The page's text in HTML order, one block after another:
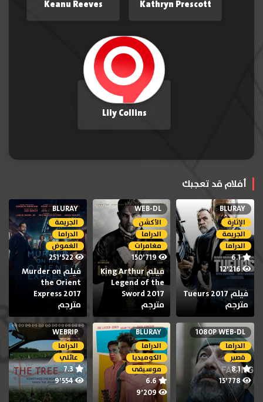
Kathryn Prescott
Keanu Reeves
Lily Collins
أفلام قد تعجبك
BLURAY
الإثارة
الجريمة
الدراما
6.1
12٬216
فيلم Tueurs 2017
مترجم
WEB-DL
الأكشن
الدراما
مغامرات
150٬719
فيلم King Arthur
Legend of the
Sword 2017
مترجم
BLURAY
الجريمة
الدراما
الغموض
251٬522
فيلم Murder on
the Orient
Express 2017
مترجم
1080P WEB-DL
الدراما
قصير
8.1
15٬778
BLURAY
الدراما
الكوميديا
موسيقى
6.6
9٬209
WEBRIP
الدراما
عائلي
7.3
9٬554